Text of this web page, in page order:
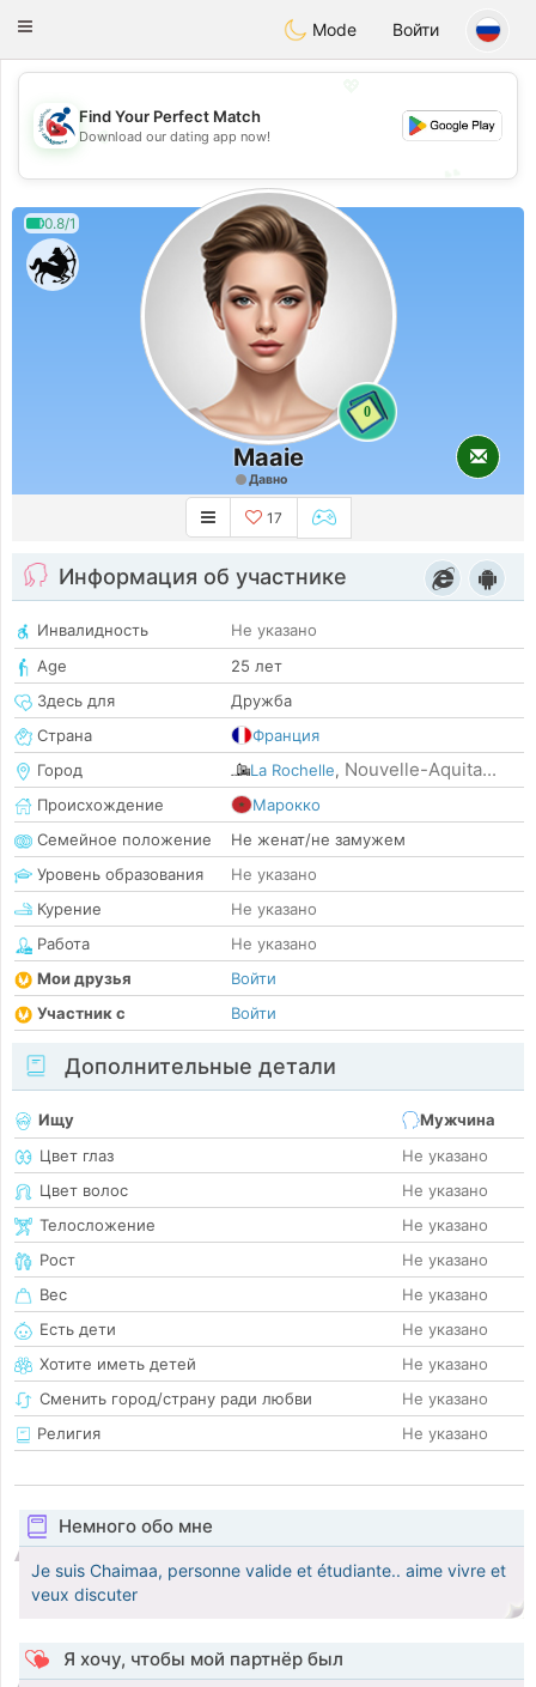
Handi Space
Toggle
Mode Войти
💖
💕
Find Your Perfect Match
Download our dating app now!
0.8/1
0
Maaie
Давно
17
Информация об участнике
Инвалидность
Не указано
Age
25 лет
Здесь для
Дружба
Страна
Франция
Город
La Rochelle, Nouvelle-Aquita...
Происхождение
Марокко
Семейное положение
Не женат/не замужем
Уровень образования
Не указано
Курение
Не указано
Работа
Не указано
Мои друзья
Войти
Участник с
Войти
Дополнительные детали
Ищу
Мужчина
Цвет глаз
Не указано
Цвет волос
Не указано
Телосложение
Не указано
Рост
Не указано
Вес
Не указано
Есть дети
Не указано
Хотите иметь детей
Не указано
Сменить город/страну ради любви
Не указано
Религия
Не указано
Немного обо мне
Je suis Chaimaa, personne valide et étudiante.. aime vivre et
veux discuter
Я хочу, чтобы мой партнёр был